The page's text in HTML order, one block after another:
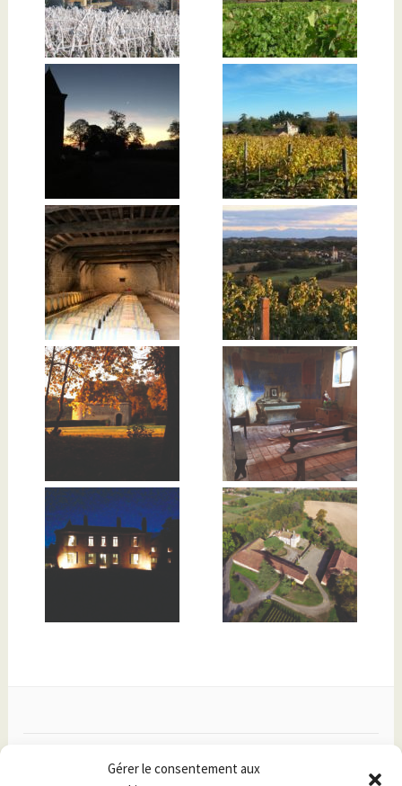
Gérer le consentement aux